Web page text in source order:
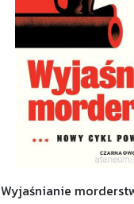
Wyjaśnianie